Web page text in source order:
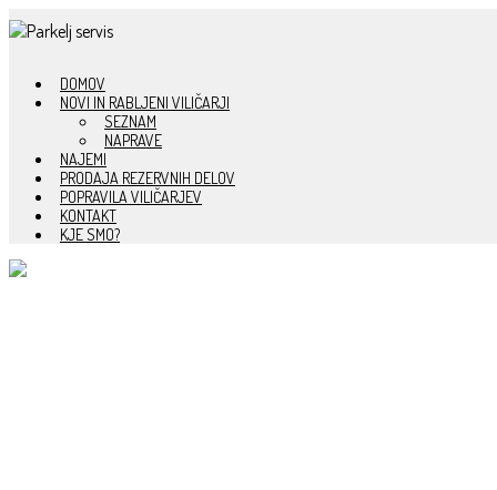
DOMOV
NOVI IN RABLJENI VILIČARJI
SEZNAM
NAPRAVE
NAJEMI
PRODAJA REZERVNIH DELOV
POPRAVILA VILIČARJEV
KONTAKT
KJE SMO?